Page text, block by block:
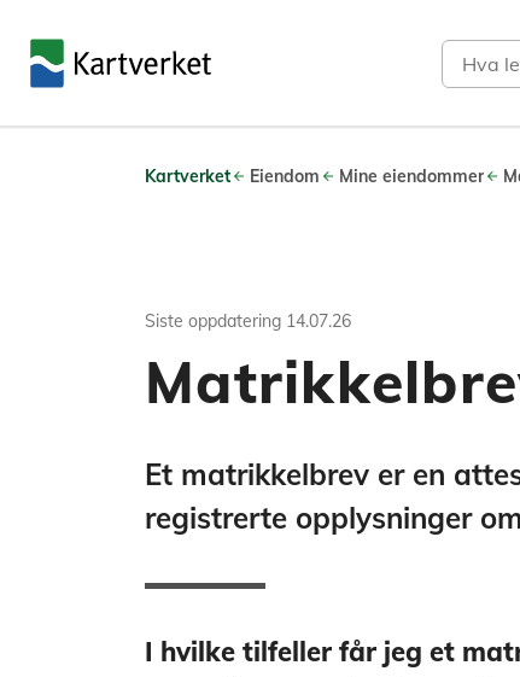
Søk
Kartverket Eiendom Mine eiendommer
Siste oppdatering 14.07.26
Et matrikkelbrev er en
registrerte opplysninger
I hvilke tilfeller får jeg et